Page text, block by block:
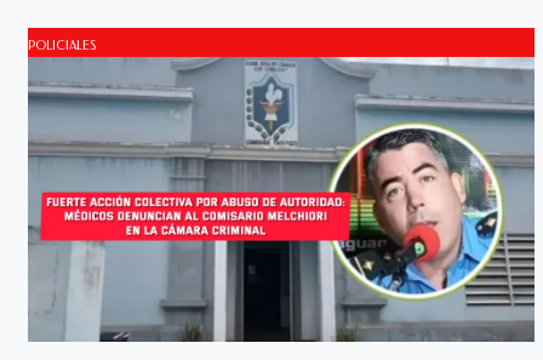
POLICIALES